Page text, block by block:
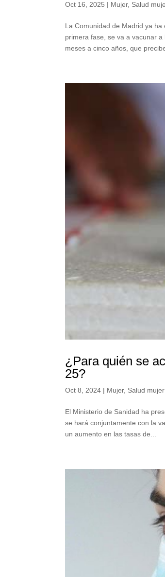
Oct 16, 2025 | Mujer, Salud
La Comunidad de Madrid ya
primera fase, se va a vacunar
meses a cinco años, que
¿Para quién se
25?
Oct 8, 2024 | Mujer, Salud mujer
El Ministerio de Sanidad ha
se hará conjuntamente con la
un aumento en las tasas de...